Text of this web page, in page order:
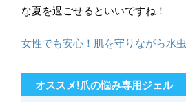
な夏を過ごせるといいですね！
女性でも安心！肌を守りながら水
オススメ!爪の悩み専用ジェル